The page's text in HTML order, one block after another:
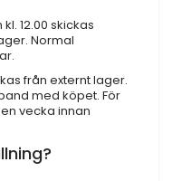
12.00 skickas
Normal
från externt lager.
med köpet. För
vecka innan